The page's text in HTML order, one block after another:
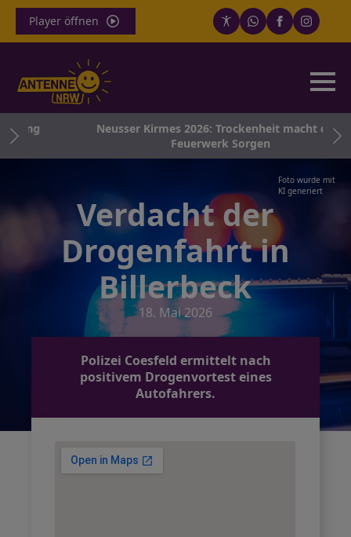
Player öffnen
Neusser Kirmes 2026: Trockenheit macht dem
Feuerwerk Sorgen
Foto wurde mit
KI generiert
Verdacht der
Drogenfahrt in
Billerbeck
18. Mai 2026
Polizei Coesfeld ermittelt nach
positivem Drogenvortest eines
Autofahrers.